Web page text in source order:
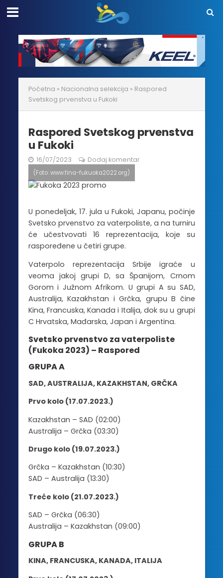
Početna » Nacionalna selekcija » Raspored
Svetskog prvenstva u Fukoki
Raspored Svetskog prvenstva
u Fukoki
16/07/2023 Dodaj komentar
(Foto: www.fina-fukuoka2022.org)
U ponedeljak, 17. jula u Fukoki, Japanu, počinje
Svetsko prvenstvo za vaterpoliste, a na turniru
će učestvovati 16 reprezentacija, koje su
raspoređene u četiri grupe.
Vaterpolo reprezentacija Srbije igraće u
veoma jakoj grupi D, sa Španijom, Crnom
Gorom i Južnom Afrikom. U grupi A su SAD,
Australija, Kazakhstan i Grčka, grupu B čine
Kina, Francuska, Kanada i Italija, dok su u grupi
C Hrvatska, Mađarska, Japan i Argentina.
Svetsko prvenstvo za vaterpoliste
(Fukoka 2023) – Raspored
GRUPA A
SAD, AUSTRALIJA, KAZAKHSTAN, GRČKA
Prvo kolo (17.07.2023.)
Kazakhstan – SAD (02:00)
Australija – Grčka (03:30)
Drugo kolo (19.07.2023.)
Grčka – Kazakhstan (10:30)
SAD – Australija (13:30)
Treće kolo (21.07.2023.)
SAD – Grčka (06:30)
Australija – Kazakhstan (09:00)
GRUPAB
KINA, FRANCUSKA, KANADA, ITALIJA